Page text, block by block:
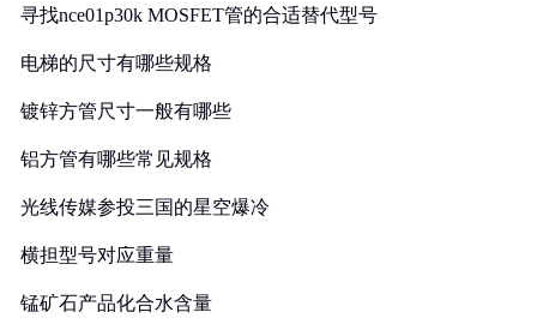
寻找nce01p30k MOSFET管的合适替代型号
电梯的尺寸有哪些规格
镀锌方管尺寸一般有哪些
铝方管有哪些常见规格
光线传媒参投三国的星空爆冷
横担型号对应重量
锰矿石产品化合水含量